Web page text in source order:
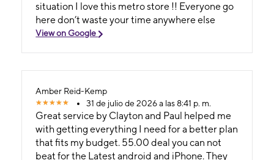
situation I love this metro store !! Everyone go
here don’t waste your time anywhere else
View on Google
Amber Reid-Kemp
31 de julio de 2026 a las 8:41 p. m.
Great service by Clayton and Paul helped me
with getting everything I need for a better plan
that fits my budget. 55.00 deal you can not
beat for the Latest android and iPhone. They